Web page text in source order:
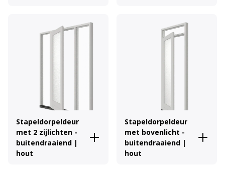
Stapeldorpeldeur
met 2 zijlichten -
buitendraaiend |
hout
Stapeldorpeldeur
met bovenlicht -
buitendraaiend |
hout